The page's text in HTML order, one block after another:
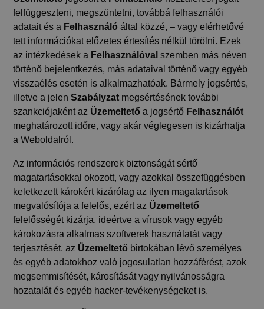
felfüggeszteni, megszüntetni, továbbá felhasználói
adatait és a Felhasználó által közzé, – vagy elérhetővé
tett információkat előzetes értesítés nélkül törölni. Ezek
az intézkedések a Felhasználóval szemben más néven
történő bejelentkezés, más adataival történő vagy egyéb
visszaélés esetén is alkalmazhatóak. Bármely jogsértés,
illetve a jelenSzabályzat megsértésének további
szankciójaként az Üzemeltető a jogsértő Felhasználót
meghatározott időre, vagy akár véglegesen is kizárhatja
a Weboldalról.
Az információs rendszerek biztonságát sértő
magatartásokkal okozott, vagy azokkal összefüggésben
keletkezett károkért kizárólag az ilyen magatartások
megvalósítója a felelős, ezért az Üzemeltető
felelősségét kizárja, ideértve a vírusok vagy egyéb
károkozásra alkalmas szoftverek használatát vagy
terjesztését, az Üzemeltető birtokában lévő személyes
és egyéb adatokhoz való jogosulatlan hozzáférést, azok
megsemmisítését, károsítását vagy nyilvánosságra
hozatalát és egyéb hacker-tevékenységeket is.